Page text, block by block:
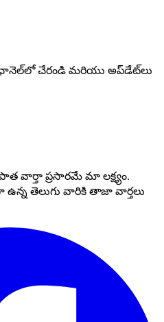
చేరండి మరియు అప్‌డేట్‌లు
వార్తా ప్రసారమే మా లక్ష్యం.
ఉన్న తెలుగు వారికి తాజా వార్తలు